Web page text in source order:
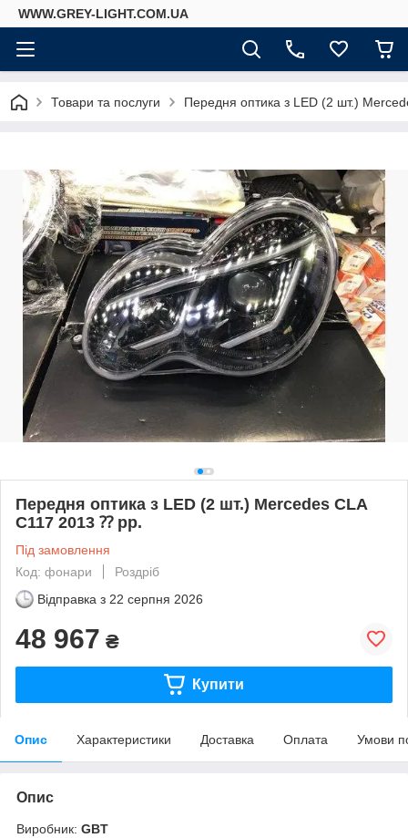
WWW.GREY-LIGHT.COM.UA
Товари та послуги Передня оптика з LED (2 шт.)
Передня оптика з LED (2 шт.) Mercedes CLA
C117 2013 ⁇ рр.
Під замовлення
Код: фонари
Роздріб
Відправка з 22 серпня 2026
48 967 ₴
Купити
Опис Характеристики Доставка Оплата Умови
Опис
Виробник: GBT